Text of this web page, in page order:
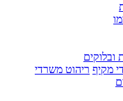
ובלוקים
מקיף ריהוט משרדי